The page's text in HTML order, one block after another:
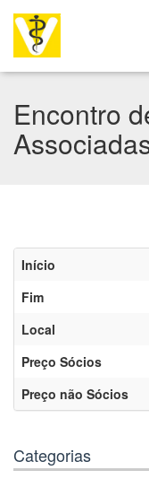
Encontro
Início
Fim
Local
Preço Sócios
Preço não Sócios
Categorias